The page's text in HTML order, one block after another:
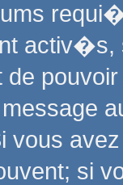
de
vous
si